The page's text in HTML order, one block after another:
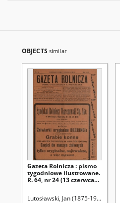
OBJECTS similar
Gazeta Rolnicza : pismo
tygodniowe ilustrowane.
R. 64, nr 24 (13 czerwca
Lutosławski, Jan (1875-1950). Red.